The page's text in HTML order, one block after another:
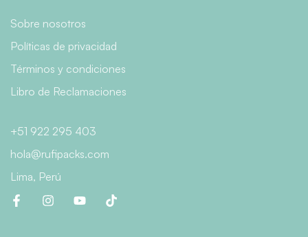
Sobre nosotros
Políticas de privacidad
Términos y condiciones
Libro de Reclamaciones
+51 922 295 403
hola@rufipacks.com
Lima, Perú